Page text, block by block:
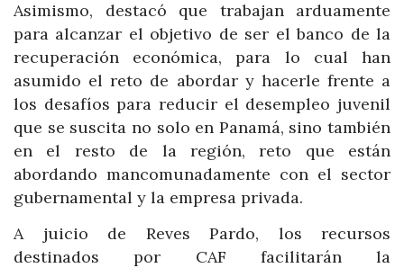
Asimismo, destacó que trabajan arduamente
para alcanzar el objetivo de ser el banco de la
recuperación económica, para lo cual han
asumido el reto de abordar y hacerle frente a
los desafíos para reducir el desempleo juvenil
que se suscita no solo en Panamá, sino también
en el resto de la región, reto que están
abordando mancomunadamente con el sector
gubernamental y la empresa privada.
A juicio de Reves Pardo, los recursos
destinados por CAF facilitarán la